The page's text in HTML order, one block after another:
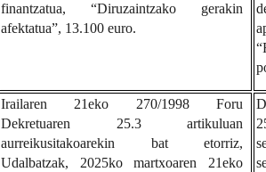
finantzatua, “Diruzaintzako gerakin
afektatua”, 13.100 euro.
Irailaren 21eko 270/1998 Foru
Dekretuaren 25.3 artikuluan
aurreikusitakoarekin bat etorriz,
Udalbatzak, 2025ko martxoaren 21eko